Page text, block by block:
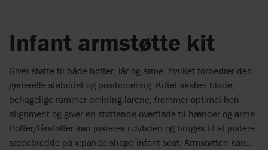
Infant armstøtte kit
Giver støtte til både hofter, lår og arme, hvilket forbedrer den
generelle stabilitet og positionering. Kittet skaber bløde,
behagelige rammer omkring lårene, fremmer optimal ben-
alignment og giver en støttende overflade til hænder og arme.
Hofter/lårstøtter kan justeres i dybden og bruges til at justere
sædebredde på x:panda shape infant seat. Armstøtten kan